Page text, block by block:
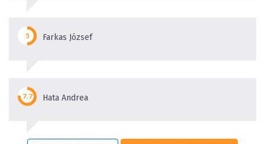
Farkas József
Hata Andrea